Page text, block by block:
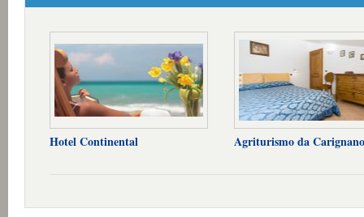
Hotel Continental Agriturismo da Carignano